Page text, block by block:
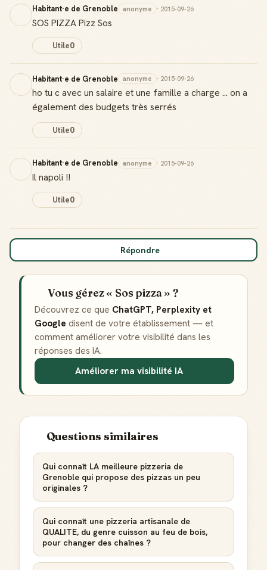
Habitant·e de Grenoble anonyme · 2015-09-26
SOS PIZZA Pizz Sos
Utile0
Habitant·e de Grenoble anonyme · 2015-09-26
ho tu c avec un salaire et une famille a charge ... on a
également des budgets très serrés
Utile0
Habitant·e de Grenoble anonyme · 2015-09-26
Il napoli !!
Utile0
Répondre
Vous gérez « Sos pizza » ?
Découvrez ce que ChatGPT, Perplexity et
Google disent de votre établissement — et
comment améliorer votre visibilité dans les
réponses des IA.
Améliorer ma visibilité IA
Questions similaires
Qui connaît LA meilleure pizzeria de
Grenoble qui propose des pizzas un peu
originales ?
Qui connaît une pizzeria artisanale de
QUALITE, du genre cuisson au feu de bois,
pour changer des chaînes ?